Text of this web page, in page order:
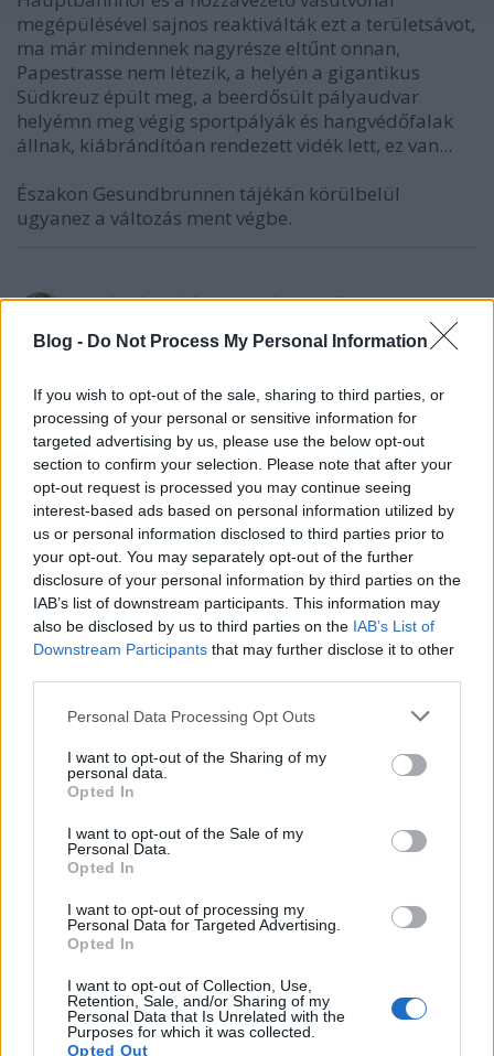
Blog - Do Not Process My Personal Information
If you wish to opt-out of the sale, sharing to third parties, or
processing of your personal or sensitive information for
targeted advertising by us, please use the below opt-out
section to confirm your selection. Please note that after your
opt-out request is processed you may continue seeing
interest-based ads based on personal information utilized by
us or personal information disclosed to third parties prior to
your opt-out. You may separately opt-out of the further
disclosure of your personal information by third parties on the
IAB’s list of downstream participants. This information may
also be disclosed by us to third parties on the IAB’s List of
Downstream Participants that may further disclose it to other
Please note that this website/app uses one or more Google
not limited to your visit or usage behaviour. You may click to
grant or deny consent to Google and its third-party tags to
use your data for below specified purposes in below Google
consent section.
Personal Data Processing Opt Outs
I want to opt-out of the Sharing of my
personal data.
Opted In
I want to opt-out of the Sale of my
Personal Data.
Opted In
I want to opt-out of processing my
Personal Data for Targeted Advertising.
Opted In
I want to opt-out of Collection, Use,
Retention, Sale, and/or Sharing of my
Personal Data that Is Unrelated with the
Purposes for which it was collected.
Opted Out
megépülésével sajnos reaktiválták ezt a területsávot,
ma már mindennek nagyrésze eltűnt onnan,
Papestrasse nem létezik, a helyén a gigantikus
Südkreuz épült meg, a beerdősült pályaudvar
helyémn meg végig sportpályák és hangvédőfalak
állnak, kiábrándítóan rendezett vidék lett, ez van...
Északon Gesundbrunnen tájékán körülbelül
ugyanez a változás ment végbe.
Karl Friedrich Drais der Freiherr von
Sauerbronn
14 éve
@felucca:
Akkor az ""erdei pályaudvar"" manapság már
nincsen meg?
felucca
14 éve
@Karl Friedrich Drais der Freiherr von Sauerbronn
Ha megnézed a légifotót, akkor látszik, hogy a
hajdani Potsdamer Bahnhofhoz tartozó
rendezőpályaudvart (ahol én hajdan a
körfűtőházban is jártam), megette az új
főpályaudvarhoz tartozó vasútvonal alagúti
rámpája, meg az alagútfúráshoz használt
felvonulási terület, ez a Landwehrkanal és a
Yorckstrasse közötti szakasz, a Gleisdreieck U-bahn
megálló alatt. Ettől keletre van az Anhalter
Bahnhofhoz tartozó rendezőpályaudvar, aminek egy
részén a Technikai Múzeum van, illetve a légifotó
mutat még ettől délre egy háromszög alakú
beerdősült részt (a Yorckstrasse és a
érintetlennek látszik, de valószínűleg régi a fotó,
mert én egy hónapja itt a vonatból hatalmas
sportpályákat láttam a valamikori erdő helyén.